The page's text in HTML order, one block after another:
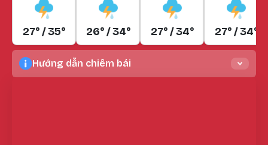
27° / 35° 26° / 34° 27° / 34° 27° / 34°
Hướng dẫn chiêm bái